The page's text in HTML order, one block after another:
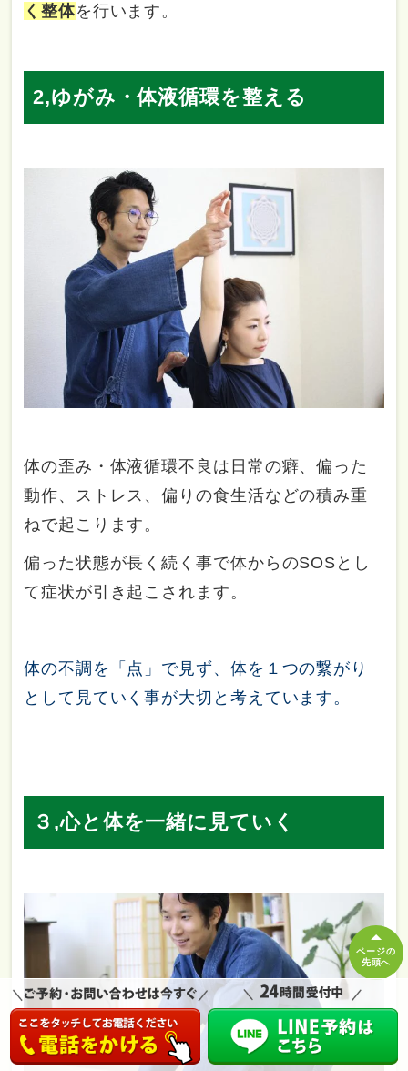
く整体を行います。
2,ゆがみ・体液循環を整える
体の歪み・体液循環不良は日常の癖、偏った
動作、ストレス、偏りの食生活などの積み重
ねで起こります。
偏った状態が長く続く事で体からのSOSとし
て症状が引き起こされます。
体の不調を「点」で見ず、体を１つの繋がり
として見ていく事が大切と考えています。
３,心と体を一緒に見ていく
ページの
先頭へ